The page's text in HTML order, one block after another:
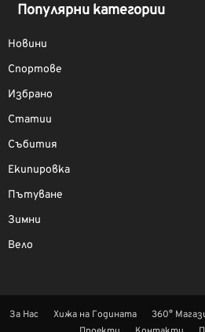
Популярни категории
Новини
Спортове
Избрано
Статии
Събития
Екипировка
Пътуване
Зимни
Вело
За Нас Хижа на Годината 360°